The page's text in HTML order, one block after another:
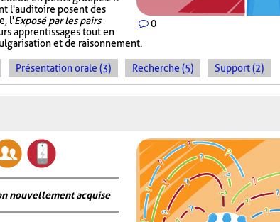
0
l'auditoire posent des
l'Exposé par les pairs
apprentissages tout en
et de raisonnement.
Présentation orale (3) Recherche (5) Support (2)
nouvellement acquise